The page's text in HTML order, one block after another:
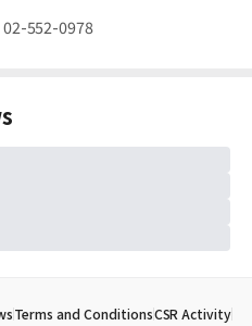
552-0978
Terms and ConditionsCSR Activity